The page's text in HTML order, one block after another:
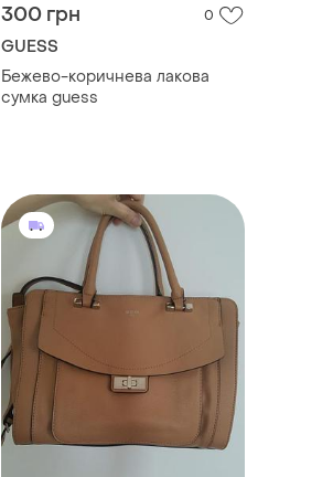
300 грн 0
GUESS
Бежево-коричнева лакова
сумка guess